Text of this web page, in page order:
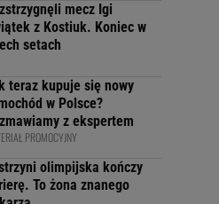
mecz Igi
z Kostiuk. Koniec w
setach
teraz kupuje się nowy
w Polsce?
z ekspertem
PROMOCYJNY
olimpijska kończy
To żona znanego